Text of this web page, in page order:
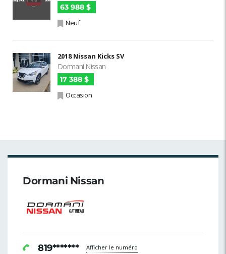
63 988 $
Neuf
2018 Nissan Kicks SV
Dormani Nissan
17 388 $
Occasion
Dormani Nissan
819******* Afficher le numéro